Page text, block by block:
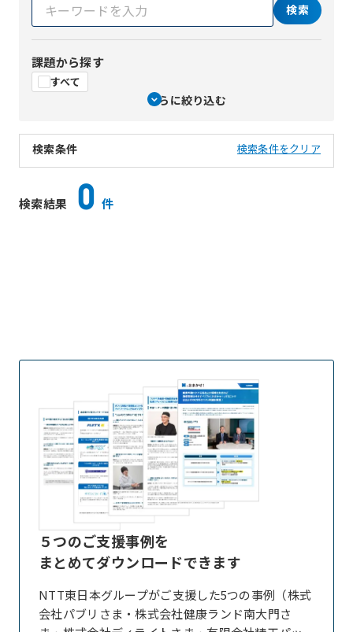
検索
課題から探す
すべて
さらに絞り込む
検索条件 検索条件をクリア
検索結果 0 件
５つのご支援事例を
まとめてダウンロードできます
NTT東日本グループがご支援した5つの事例（株式
会社パブリさま・株式会社健康ランド南大門さ